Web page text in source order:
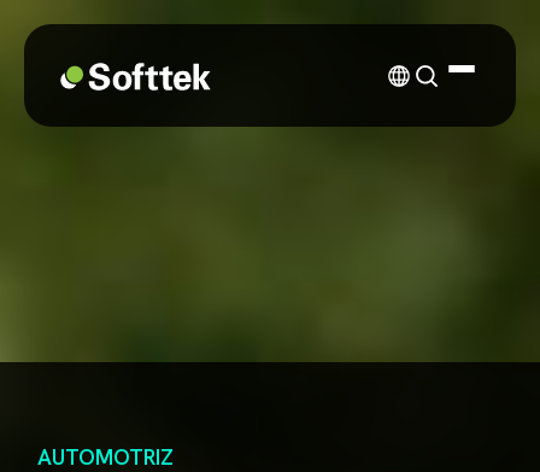
AUTOMOTRIZ